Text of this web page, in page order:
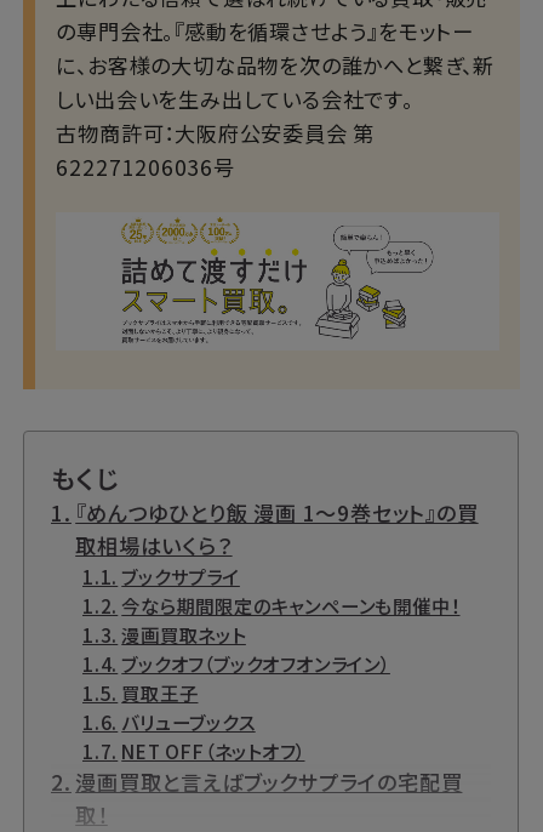
の専門会社。『感動を循環させよう』をモットー
に、お客様の大切な品物を次の誰かへと繋ぎ、新
しい出会いを生み出している会社です。
古物商許可：大阪府公安委員会 第
622271206036号
もくじ
『めんつゆひとり飯 漫画 1～9巻セット』の買
取相場はいくら？
ブックサプライ
今なら期間限定のキャンペーンも開催中！
漫画買取ネット
ブックオフ（ブックオフオンライン）
買取王子
バリューブックス
NET OFF（ネットオフ）
漫画買取と言えばブックサプライの宅配買
取！